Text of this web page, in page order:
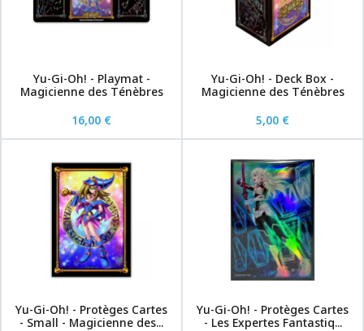
Yu-Gi-Oh! - Playmat -
Magicienne des Ténèbres
16,00 €
Yu-Gi-Oh! - Deck Box -
Magicienne des Ténèbres
5,00 €
Yu-Gi-Oh! - Protèges Cartes
- Small - Magicienne des...
Yu-Gi-Oh! - Protèges Cartes
- Les Expertes Fantastiq...